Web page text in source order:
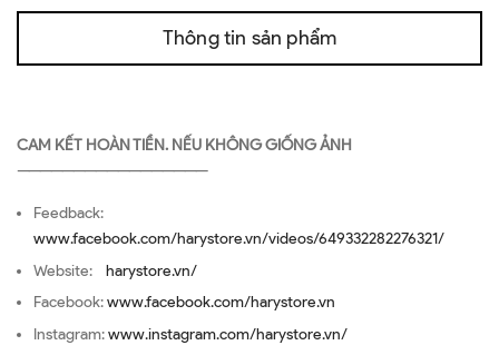
Thông tin sản phẩm
CAM KẾT HOÀN TIỀN. NẾU KHÔNG GIỐNG ẢNH
—————————————————
Feedback:
www.facebook.com/harystore.vn/videos/649332282276321/
Website: harystore.vn/
Facebook:www.facebook.com/harystore.vn
Instagram:www.instagram.com/harystore.vn/